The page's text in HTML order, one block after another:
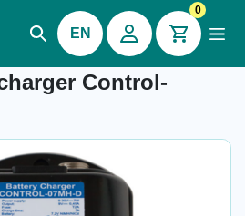
EN
0
Control-